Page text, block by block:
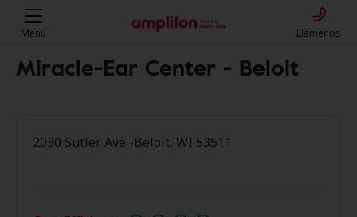
Menú Llámenos
Miracle-Ear Center - Beloit
2030 Sutler Ave -Beloit, WI 53511